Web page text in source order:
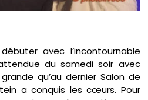
avec l’incontournable
du samedi soir avec
qu’au dernier Salon de
a conquis les cœurs. Pour